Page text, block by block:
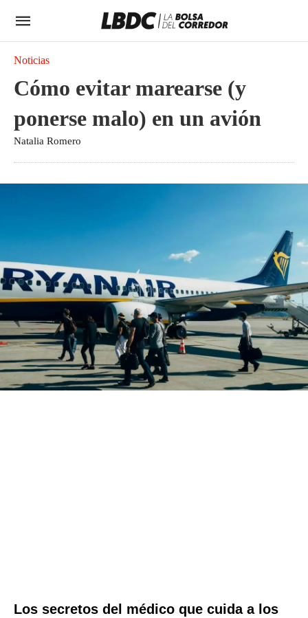
Noticias
Cómo evitar marearse (y
ponerse malo) en un avión
Natalia Romero
Los secretos del médico que cuida a los